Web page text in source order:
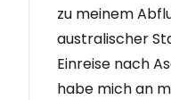
zu meinem
australischer
Einreise nach
habe mich an